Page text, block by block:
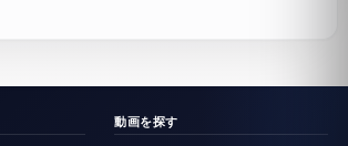
動画を探す